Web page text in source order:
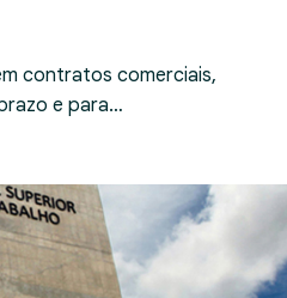
contratos comerciais,
e para…